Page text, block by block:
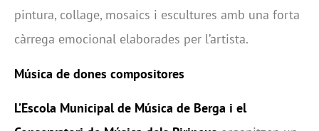
pintura, collage, mosaics i escultures amb una forta
càrrega emocional elaborades per l’artista.
Música de dones compositores
L’Escola Municipal de Música de Berga i el